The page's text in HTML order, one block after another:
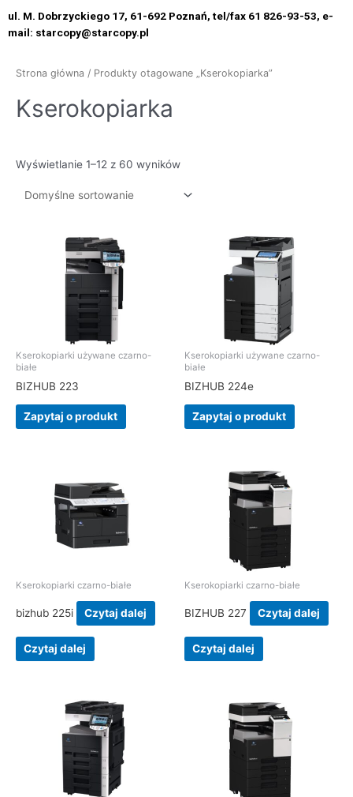
ul. M. Dobrzyckiego 17, 61-692 Poznań, tel/fax 61 826-93-53, e-
mail: starcopy@starcopy.pl
Strona główna / Produkty otagowane „Kserokopiarka”
Kserokopiarka
Wyświetlanie 1–12 z 60 wyników
Kserokopiarki używane czarno-
białe
BIZHUB 223
Zapytaj o produkt
Kserokopiarki używane czarno-
białe
BIZHUB 224e
Zapytaj o produkt
Kserokopiarki czarno-białe
bizhub 225i Czytaj dalej
Czytaj dalej
Kserokopiarki czarno-białe
BIZHUB 227 Czytaj dalej
Czytaj dalej